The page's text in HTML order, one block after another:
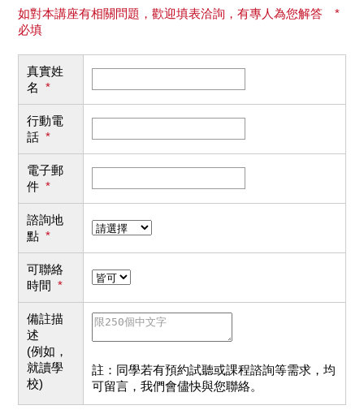
如對本講座有相關問題，歡迎填表洽詢，有專人為您解答 *
必填
真實姓
名 *
行動電
話 *
電子郵
件 *
諮詢地
點 *
可聯絡
時間 *
備註描
述
(例如，
就讀學
校)
註：同學若有預約試聽或課程諮詢等需求，均
可留言，我們會儘快與您聯絡。